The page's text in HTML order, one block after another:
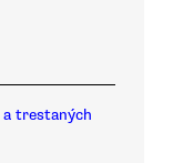
trestaných